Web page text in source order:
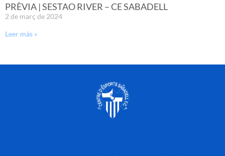
PRÈVIA | SESTAO RIVER – CE SABADELL
2 de març de 2024
Leer más »